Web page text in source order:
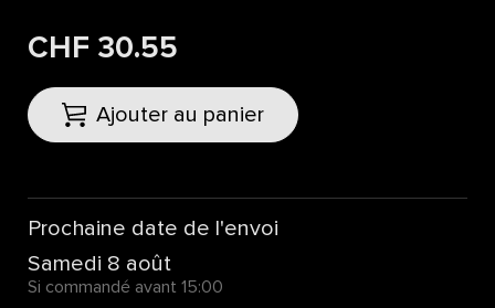
CHF 30.55
Ajouter au panier
Prochaine date de l'envoi
Samedi 8 août
Si commandé avant 15:00